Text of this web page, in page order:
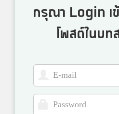
กรุณา Login เ
โพสต์ในบ